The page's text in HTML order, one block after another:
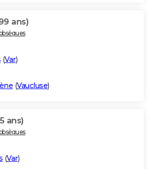
ans)
(Var)
(Vaucluse)
ans)
(Var)